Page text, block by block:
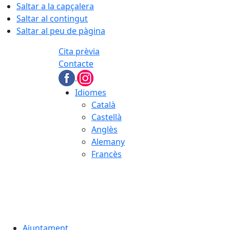
Saltar a la capçalera
Saltar al contingut
Saltar al peu de pàgina
Cita prèvia
Contacte
Idiomes
Català
Castellà
Anglès
Alemany
Francès